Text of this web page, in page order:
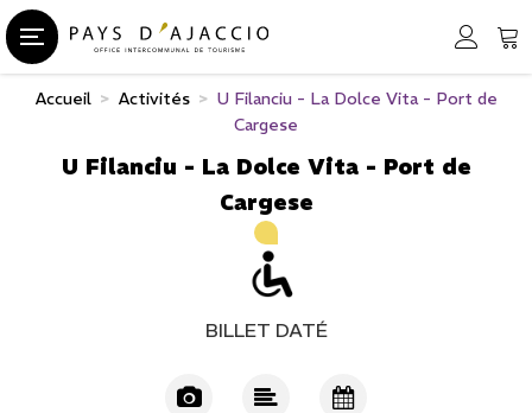
Accueil > Activités > U Filanciu - La Dolce Vita - Port de
Cargese
U Filanciu - La Dolce Vita - Port de
Cargese
BILLET DATÉ